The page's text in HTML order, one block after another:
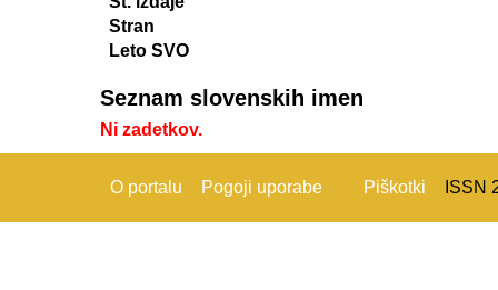
Stran
Leto SVO
Seznam slovenskih imen
Ni zadetkov.
O portalu Pogoji uporabe Piškotki ISSN